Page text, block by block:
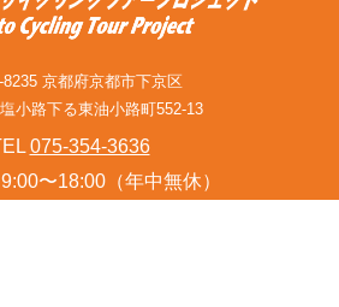
8235 京都府京都市下京区
小路下る東油小路町552-13
075-354-3636
〜18:00（年中無休）